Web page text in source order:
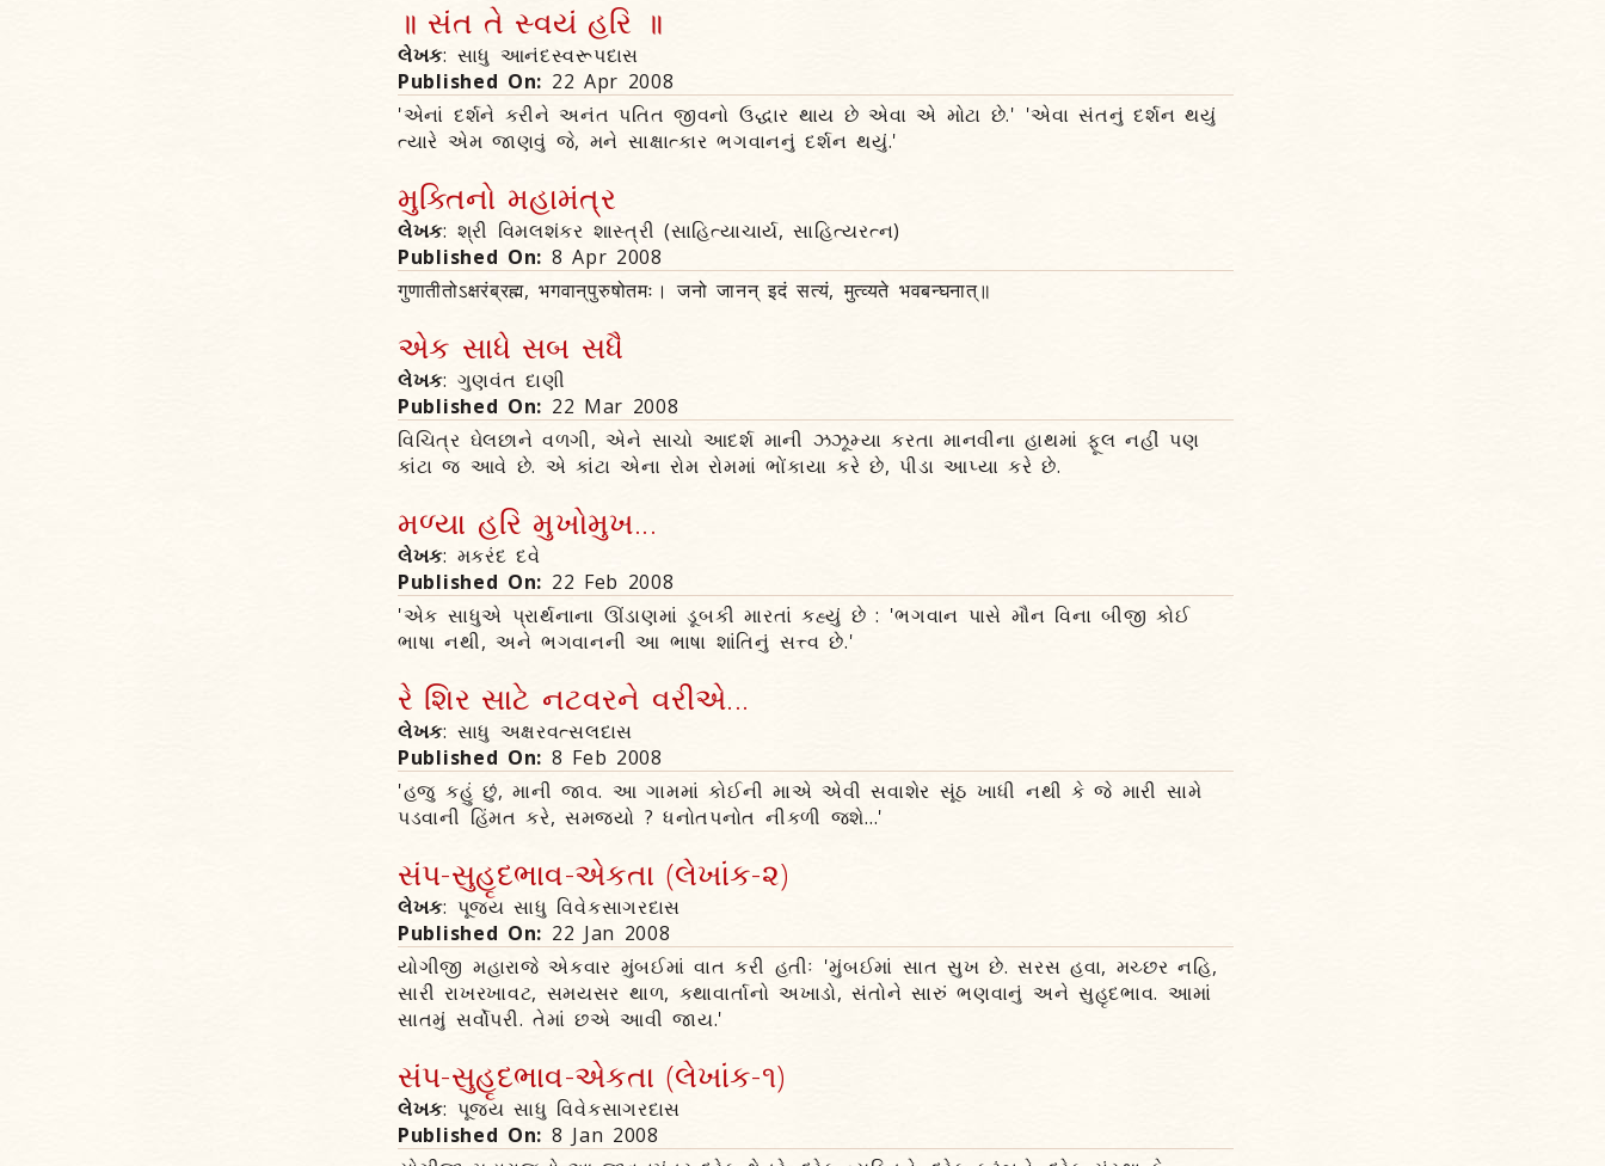
॥ સંત તે સ્વયં હરિ ॥
લેખક: સાધુ આનંદસ્વરૂપદાસ
Published On: 22 Apr 2008
'એનાં દર્શને કરીને અનંત પતિત જીવનો ઉદ્ધાર થાય છે એવા એ મોટા છે.' 'એવા સંતનું દર્શન થયું
ત્યારે એમ જાણવું જે, મને સાક્ષાત્કાર ભગવાનનું દર્શન થયું.'
મુક્તિનો મહામંત્ર
લેખક: શ્રી વિમલશંકર શાસ્ત્રી (સાહિત્યાચાર્ય, સાહિત્યરત્ન)
Published On: 8 Apr 2008
गुणातीतोऽक्षरंब्रह्म, भगवान्‌पुरुषोतमः। जनो जानन्‌ इदं सत्यं, मुत्व्यते भवबन्घनात्‌॥
એક સાધે સબ સધૈ
લેખક: ગુણવંત દાણી
Published On: 22 Mar 2008
વિચિત્ર ઘેલછાને વળગી, એને સાચો આદર્શ માની ઝઝૂમ્યા કરતા માનવીના હાથમાં ફૂલ નહીં પણ
કાંટા જ આવે છે. એ કાંટા એના રોમ રોમમાં ભોંકાયા કરે છે, પીડા આપ્યા કરે છે.
મળ્યા હરિ મુખોમુખ...
લેખક: મકરંદ દવે
Published On: 22 Feb 2008
'એક સાધુએ પ્રાર્થનાના ઊંડાણમાં ડૂબકી મારતાં કહ્યું છે : 'ભગવાન પાસે મૌન વિના બીજી કોઈ
ભાષા નથી, અને ભગવાનની આ ભાષા શાંતિનું સત્ત્વ છે.'
રે શિર સાટે નટવરને વરીએ...
લેખક: સાધુ અક્ષરવત્સલદાસ
Published On: 8 Feb 2008
'હજુ કહું છું, માની જાવ. આ ગામમાં કોઈની માએ એવી સવાશેર સૂંઠ ખાધી નથી કે જે મારી સામે
પડવાની હિંમત કરે, સમજ્યો ? ધનોતપનોત નીકળી જશે...'
સંપ-સુહૃદભાવ-એકતા (લેખાંક-૨)
લેખક: પૂજ્ય સાધુ વિવેકસાગરદાસ
Published On: 22 Jan 2008
યોગીજી મહારાજે એકવાર મુંબઈમાં વાત કરી હતીઃ 'મુંબઈમાં સાત સુખ છે. સરસ હવા, મચ્છર નહિ,
સારી રાખરખાવટ, સમયસર થાળ, કથાવાર્તાનો અખાડો, સંતોને સારું ભણવાનું અને સુહૃદભાવ. આમાં
સાતમું સર્વોપરી. તેમાં છએ આવી જાય.'
સંપ-સુહૃદભાવ-એકતા (લેખાંક-૧)
લેખક: પૂજ્ય સાધુ વિવેકસાગરદાસ
Published On: 8 Jan 2008